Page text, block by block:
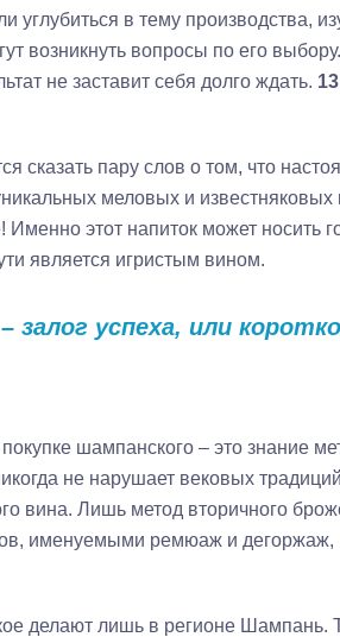
углубиться в тему производства,
возникнуть вопросы по его
не заставит себя долго ждать.
сказать пару слов о том, что
меловых и
Именно этот напиток может носить
является игристым вином.
залог успеха, или
шампанского – это знание
не нарушает вековых
вина. Лишь метод вторичного
именуемыми ремюаж и дегоржаж,
делают лишь в регионе Шампань.